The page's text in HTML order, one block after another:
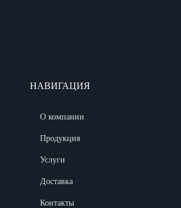
НАВИГАЦИЯ
О компании
Продукция
Услуги
Доставка
Контакты